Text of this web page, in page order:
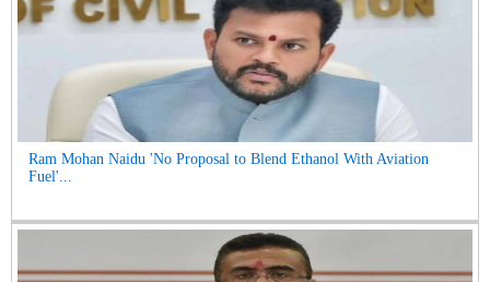
Ram Mohan Naidu 'No Proposal to Blend Ethanol With Aviation
Fuel'...